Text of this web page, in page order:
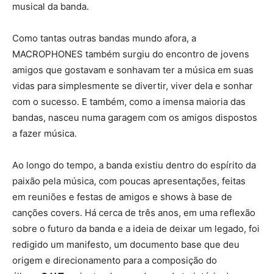
musical da banda.
Como tantas outras bandas mundo afora, a
MACROPHONES também surgiu do encontro de jovens
amigos que gostavam e sonhavam ter a música em suas
vidas para simplesmente se divertir, viver dela e sonhar
com o sucesso. E também, como a imensa maioria das
bandas, nasceu numa garagem com os amigos dispostos
a fazer música.
Ao longo do tempo, a banda existiu dentro do espírito da
paixão pela música, com poucas apresentações, feitas
em reuniões e festas de amigos e shows à base de
canções covers. Há cerca de três anos, em uma reflexão
sobre o futuro da banda e a ideia de deixar um legado, foi
redigido um manifesto, um documento base que deu
origem e direcionamento para a composição do